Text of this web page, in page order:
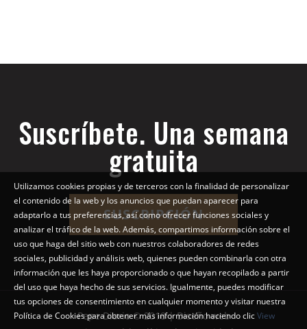
Suscríbete. Una semana
gratuita
SUSCRIPCIÓN
Pepe Diario © 2018 | Diseño web
Utilizamos cookies propias y de terceros con la finalidad de personalizar
el contenido de la web y los anuncios que puedan aparecer para
adaptarlo a tus preferencias, así como ofrecer funciones sociales y
analizar el tráfico de la web. Además, compartimos información sobre el
uso que haga del sitio web con nuestros colaboradores de redes
sociales, publicidad y análisis web, quienes pueden combinarla con otra
información que les haya proporcionado o que hayan recopilado a partir
del uso que haya hecho de sus servicios. Igualmente, puedes modificar
tus opciones de consentimiento en cualquier momento y visitar nuestra
Política de Cookies para obtener más información haciendo clicView